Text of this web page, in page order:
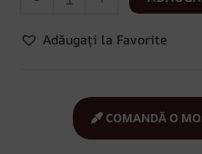
Adăugați la Favorite
COMANDĂ O